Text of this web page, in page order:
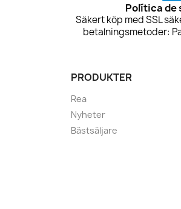
Política de
Säkert köp med SSL
betalningsmetoder:
PRODUKTER
Rea
Nyheter
Bästsäljare